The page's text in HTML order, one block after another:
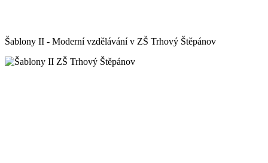
Šablony II - Moderní vzdělávání v ZŠ Trhový Štěpánov